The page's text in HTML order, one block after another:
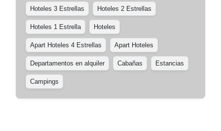
Hoteles 3 Estrellas Hoteles 2 Estrellas
Hoteles 1 Estrella Hoteles
Apart Hoteles 4 Estrellas Apart Hoteles
Departamentos en alquiler Cabañas Estancias
Campings